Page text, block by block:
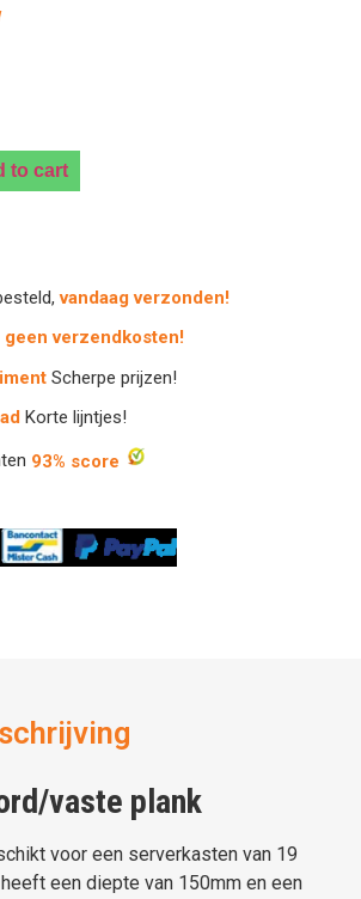
to cart
vandaag verzonden!
geen verzendkosten!
Scherpe prijzen!
Korte lijntjes!
93% score
vaste plank
voor een serverkasten van 19
een diepte van 150mm en een